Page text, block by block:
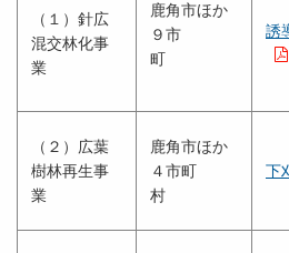
（１）針広
混交林化事
業
鹿角市ほか
９市
町
誘
（２）広葉
樹林再生事
業
鹿角市ほか
４市町
村
下